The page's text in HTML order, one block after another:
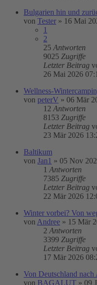
Bulgarien hin und
von Tester » 16 Mai
1
2
25 Antworten
9025 Zugriffe
Letzter Beitrag
26 Mai 2026
Wellness-
von peterV » 06 Mär
12 Antworten
8153 Zugriffe
Letzter Beitrag
23 Mär 2026
Baltikum
von Jan1 » 05 Nov
1 Antworten
7385 Zugriffe
Letzter Beitrag
22 Mär 2026
Winter vorbei? Von
von Andree » 15 Mär
2 Antworten
3399 Zugriffe
Letzter Beitrag
17 Mär 2026
Von Deutschland
von BAGALUT » 09